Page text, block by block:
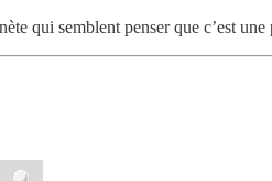
qui semblent penser que c’est